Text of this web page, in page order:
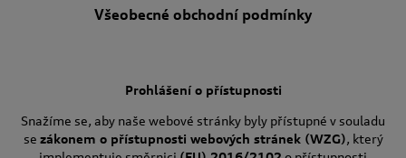
Všeobecné obchodní podmínky
Prohlášení o přístupnosti
Snažíme se, aby naše webové stránky byly přístupné v souladu
se zákonem o přístupnosti webových stránek (WZG), který